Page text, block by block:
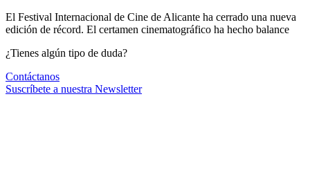
El Festival Internacional de Cine de Alicante ha cerrado una nueva
edición de récord. El certamen cinematográfico ha hecho balance
¿Tienes algún tipo de duda?
Contáctanos
Suscríbete a nuestra Newsletter